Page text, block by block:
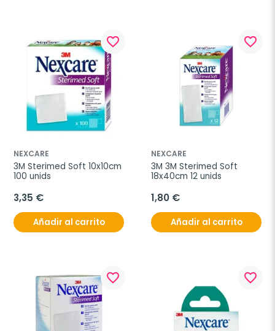
favorite_border
NEXCARE
3M Sterimed Soft 10x10cm
100 unids
3,35 €
Añadir al carrito
favorite_border
NEXCARE
3M 3M Sterimed Soft
18x40cm 12 unids
1,80 €
Añadir al carrito
favorite_border favorite_border